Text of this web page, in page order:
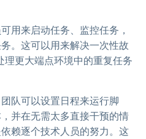
用来启动任务、监控任务，
。这可以用来解决一次性故
更大端点环境中的重复任务
队可以设置日程来运行脚
并在无需太多直接干预的情
赖逐个技术人员的努力。这